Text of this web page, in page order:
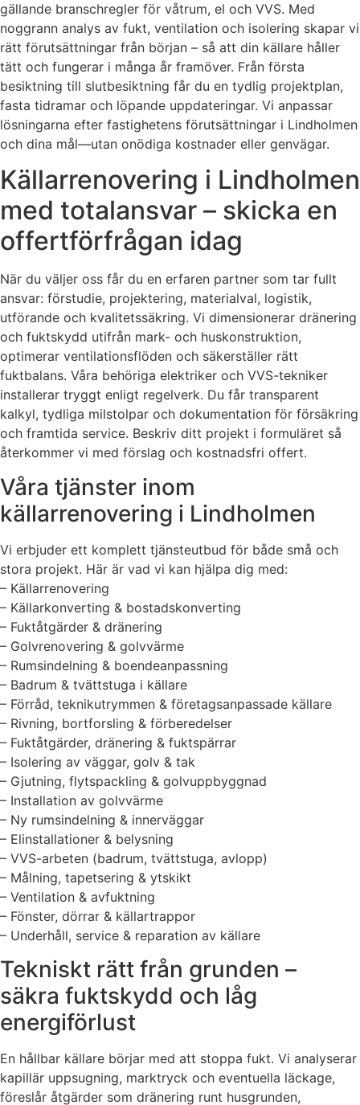
gällande branschregler för våtrum, el och VVS. Med
noggrann analys av fukt, ventilation och isolering skapar vi
rätt förutsättningar från början – så att din källare håller
tätt och fungerar i många år framöver. Från första
besiktning till slutbesiktning får du en tydlig projektplan,
fasta tidramar och löpande uppdateringar. Vi anpassar
lösningarna efter fastighetens förutsättningar i Lindholmen
och dina mål—utan onödiga kostnader eller genvägar.
Källarrenovering i Lindholmen
med totalansvar – skicka en
offertförfrågan idag
När du väljer oss får du en erfaren partner som tar fullt
ansvar: förstudie, projektering, materialval, logistik,
utförande och kvalitetssäkring. Vi dimensionerar dränering
och fuktskydd utifrån mark- och huskonstruktion,
optimerar ventilationsflöden och säkerställer rätt
fuktbalans. Våra behöriga elektriker och VVS-tekniker
installerar tryggt enligt regelverk. Du får transparent
kalkyl, tydliga milstolpar och dokumentation för försäkring
och framtida service. Beskriv ditt projekt i formuläret så
återkommer vi med förslag och kostnadsfri offert.
Våra tjänster inom
källarrenovering i Lindholmen
Vi erbjuder ett komplett tjänsteutbud för både små och
stora projekt. Här är vad vi kan hjälpa dig med:
– Källarrenovering
– Källarkonverting & bostadskonverting
– Fuktåtgärder & dränering
– Golvrenovering & golvvärme
– Rumsindelning & boendeanpassning
– Badrum & tvättstuga i källare
– Förråd, teknikutrymmen & företagsanpassade källare
– Rivning, bortforsling & förberedelser
– Fuktåtgärder, dränering & fuktspärrar
– Isolering av väggar, golv & tak
– Gjutning, flytspackling & golvuppbyggnad
– Installation av golvvärme
– Ny rumsindelning & innerväggar
– Elinstallationer & belysning
– VVS-arbeten (badrum, tvättstuga, avlopp)
– Målning, tapetsering & ytskikt
– Ventilation & avfuktning
– Fönster, dörrar & källartrappor
– Underhåll, service & reparation av källare
Tekniskt rätt från grunden –
säkra fuktskydd och låg
energiförlust
En hållbar källare börjar med att stoppa fukt. Vi analyserar
kapillär uppsugning, marktryck och eventuella läckage,
föreslår åtgärder som dränering runt husgrunden,